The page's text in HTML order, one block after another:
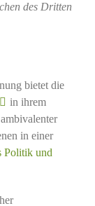
des Dritten
bietet die
in ihrem
in einer
Politik und